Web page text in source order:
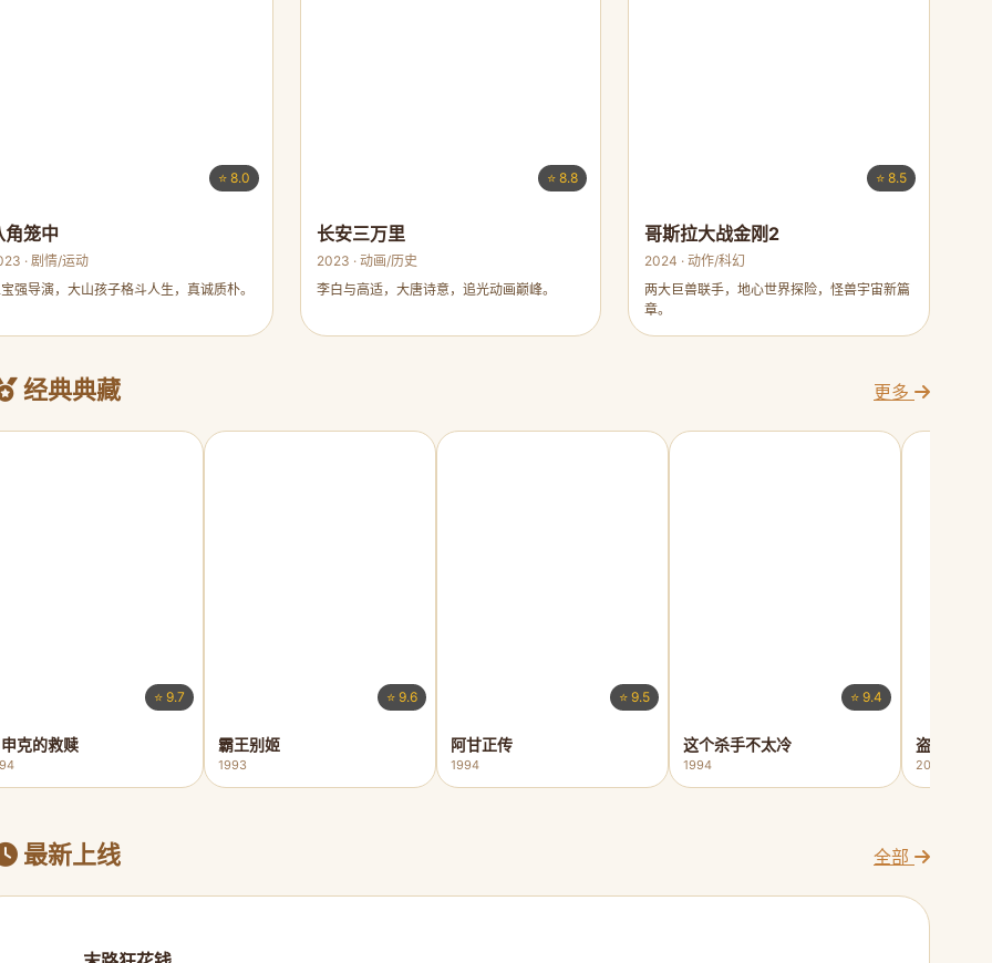
⭐ 8.0
角笼中
· 剧情/运动
强导演，大山孩子格斗人生，真诚质朴。
⭐ 8.8
长安三万里
2023 · 动画/历史
李白与高适，大唐诗意，追光动画巅峰。
⭐ 8.5
哥斯拉大战金刚2
2024 · 动作/科幻
两大巨兽联手，地心世界探险，怪兽宇宙新篇
章。
经典典藏 更多
⭐ 9.7
克的救赎
⭐ 9.6
霸王别姬
1993
⭐ 9.5
阿甘正传
1994
⭐ 9.4
这个杀手不太冷
1994
盗梦空间
2010
最新上线 全部